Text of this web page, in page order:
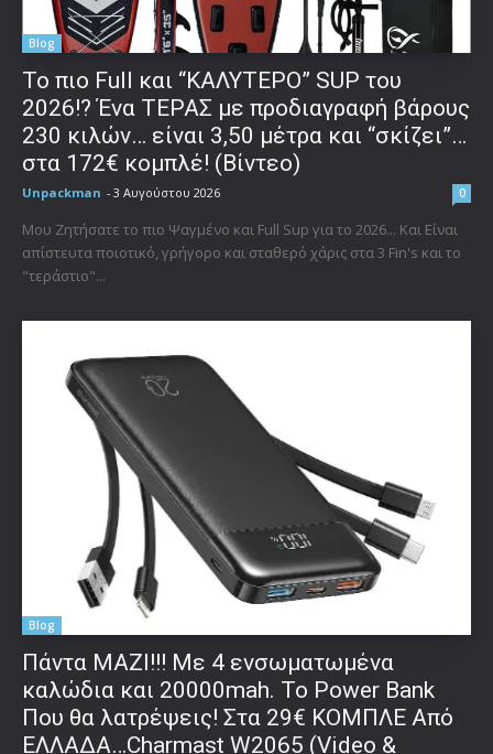
Blog
To πιο Full και “ΚΑΛΥΤΕΡΟ” SUP του
2026!? Ένα ΤΕΡΑΣ με προδιαγραφή βάρους
230 κιλών… είναι 3,50 μέτρα και “σκίζει”…
στα 172€ κομπλέ! (Βίντεο)
Unpackman - 3 Αυγούστου 2026 0
Μου Ζητήσατε το πιο Ψαγμένο και Full Sup για το 2026... Και Είναι
απίστευτα ποιοτικό, γρήγορο και σταθερό χάρις στα 3 Fin's και το
"τεράστιο"...
Blog
Πάντα ΜΑΖΙ!!! Με 4 ενσωματωμένα
καλώδια και 20000mah. Το Power Bank
Που θα λατρέψεις! Στα 29€ ΚΟΜΠΛΕ Από
ΕΛΛΑΔΑ…Charmast W2065 (Video &